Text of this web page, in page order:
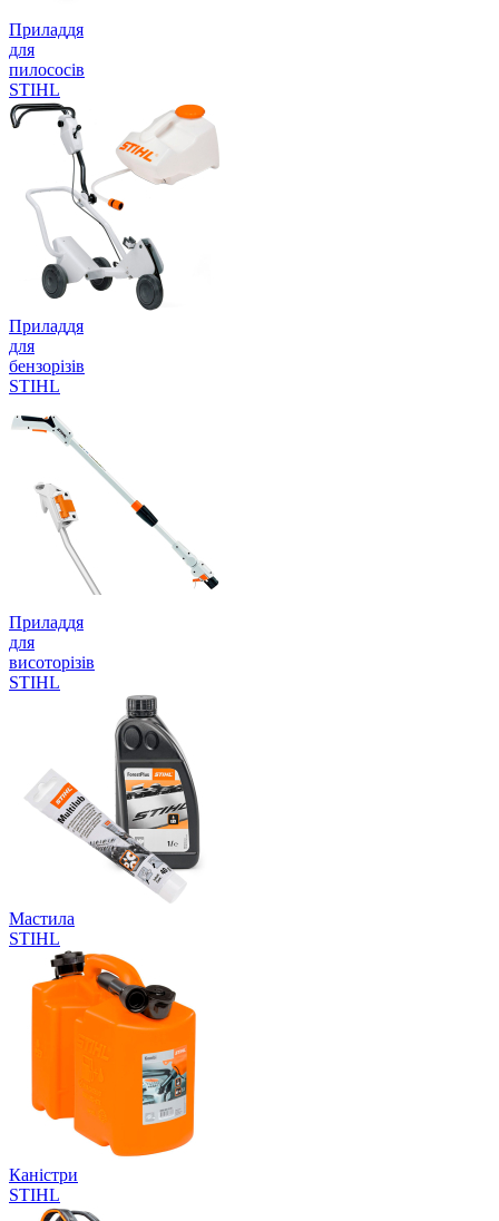
Приладдя
для
пилососів
STIHL
Приладдя
для
бензорізів
STIHL
Приладдя
для
висоторізів
STIHL
Мастила
STIHL
Каністри
STIHL